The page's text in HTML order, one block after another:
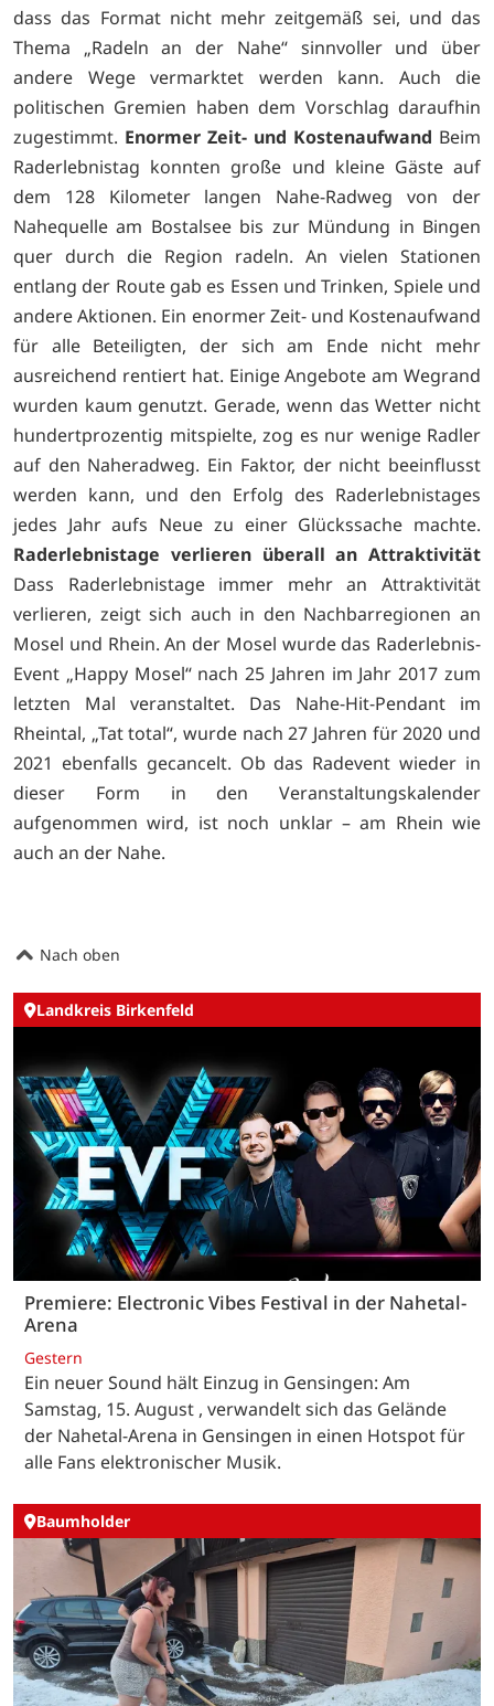
dass das Format nicht mehr zeitgemäß sei, und das
Thema „Radeln an der Nahe“ sinnvoller und über
andere Wege vermarktet werden kann. Auch die
politischen Gremien haben dem Vorschlag daraufhin
zugestimmt. Enormer Zeit- und Kostenaufwand Beim
Raderlebnistag konnten große und kleine Gäste auf
dem 128 Kilometer langen Nahe-Radweg von der
Nahequelle am Bostalsee bis zur Mündung in Bingen
quer durch die Region radeln. An vielen Stationen
entlang der Route gab es Essen und Trinken, Spiele und
andere Aktionen. Ein enormer Zeit- und Kostenaufwand
für alle Beteiligten, der sich am Ende nicht mehr
ausreichend rentiert hat. Einige Angebote am Wegrand
wurden kaum genutzt. Gerade, wenn das Wetter nicht
hundertprozentig mitspielte, zog es nur wenige Radler
auf den Naheradweg. Ein Faktor, der nicht beeinflusst
werden kann, und den Erfolg des Raderlebnistages
jedes Jahr aufs Neue zu einer Glückssache machte.
Raderlebnistage verlieren überall an Attraktivität
Dass Raderlebnistage immer mehr an Attraktivität
verlieren, zeigt sich auch in den Nachbarregionen an
Mosel und Rhein. An der Mosel wurde das Raderlebnis-
Event „Happy Mosel“ nach 25 Jahren im Jahr 2017 zum
letzten Mal veranstaltet. Das Nahe-Hit-Pendant im
Rheintal, „Tat total“, wurde nach 27 Jahren für 2020 und
2021 ebenfalls gecancelt. Ob das Radevent wieder in
dieser Form in den Veranstaltungskalender
aufgenommen wird, ist noch unklar – am Rhein wie
auch an der Nahe.
Nach oben
Landkreis Birkenfeld
Premiere: Electronic Vibes Festival in der Nahetal-
Arena
Gestern
Ein neuer Sound hält Einzug in Gensingen: Am
Samstag, 15. August , verwandelt sich das Gelände
der Nahetal-Arena in Gensingen in einen Hotspot für
alle Fans elektronischer Musik.
Baumholder